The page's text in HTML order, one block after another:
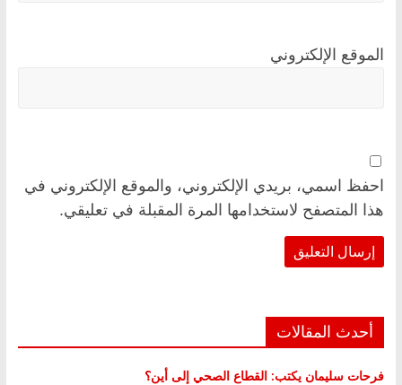
الموقع الإلكتروني
احفظ اسمي، بريدي الإلكتروني، والموقع الإلكتروني في
هذا المتصفح لاستخدامها المرة المقبلة في تعليقي.
أحدث المقالات
فرحات سليمان يكتب: القطاع الصحي إلى أين؟